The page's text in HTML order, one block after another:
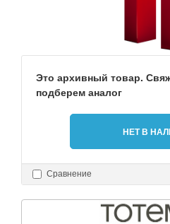
Это архивный товар.
подберем аналог
НЕТ В
Сравнение